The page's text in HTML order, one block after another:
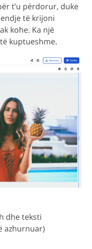
t’u përdorur, duke
të krijoni
kohe. Ka një
kuptueshme.
dhe teksti
azhurnuar)